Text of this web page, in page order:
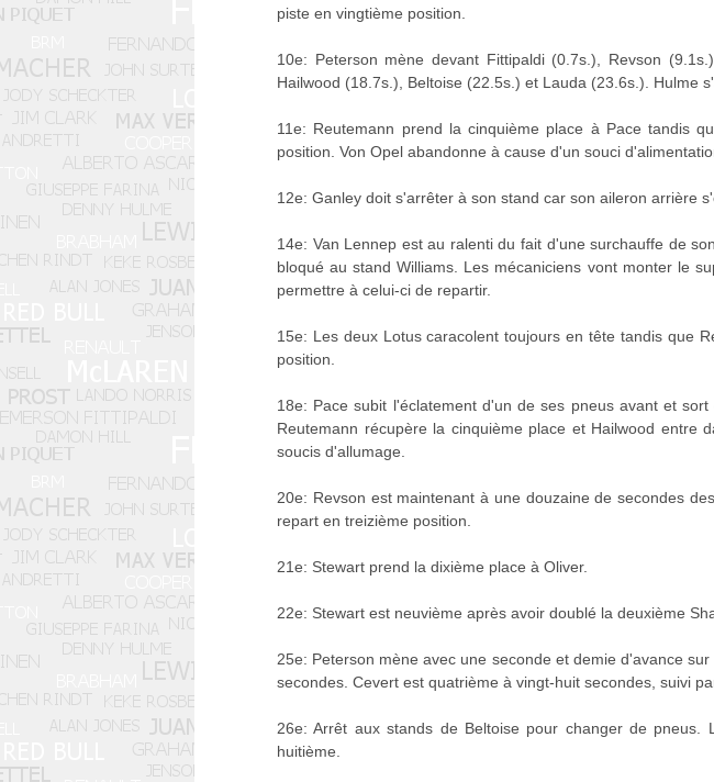
piste en vingtième position.
10e: Peterson mène devant Fittipaldi (0.7s.), Revson
Hailwood (18.7s.), Beltoise (22.5s.) et Lauda (23.6s.). Hulme
11e: Reutemann prend la cinquième place à Pace tandis
position. Von Opel abandonne à cause d'un souci
12e: Ganley doit s'arrêter à son stand car son aileron arrière
14e: Van Lennep est au ralenti du fait d'une surchauffe de
bloqué au stand Williams. Les mécaniciens vont monter le
permettre à celui-ci de repartir.
15e: Les deux Lotus caracolent toujours en tête tandis que
position.
18e: Pace subit l'éclatement d'un de ses pneus avant et
Reutemann récupère la cinquième place et Hailwood entre
soucis d'allumage.
20e: Revson est maintenant à une douzaine de secondes
repart en treizième position.
21e: Stewart prend la dixième place à Oliver.
22e: Stewart est neuvième après avoir doublé la deuxième
25e: Peterson mène avec une seconde et demie d'avance
secondes. Cevert est quatrième à vingt-huit secondes, suivi
26e: Arrêt aux stands de Beltoise pour changer de pneus.
huitième.